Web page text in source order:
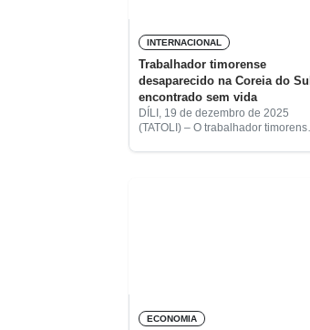
INTERNACIONAL
Trabalhador timorense
desaparecido na Coreia do Sul
encontrado sem vida
DÍLI, 19 de dezembro de 2025
(TATOLI) – O trabalhador timorense
ECONOMIA